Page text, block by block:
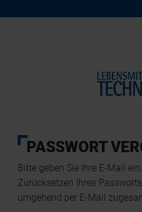
PASSWORT
Bitte geben Sie Ihre E-Mail
Zurücksetzen Ihres
umgehend per E-Mail